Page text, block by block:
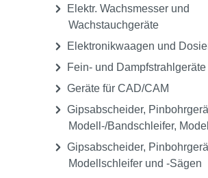
Elektr. Wachsmesser und
Wachstauchgeräte
Elektronikwaagen und
Fein- und Dampfstrahlgeräte
Geräte für CAD/CAM
Gipsabscheider,
Modell-/Bandschleifer,
Gipsabscheider,
Modellschleifer und -Sägen